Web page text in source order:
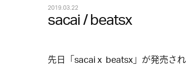
2019.03.22
sacai / beatsx
先日「sacai x beatsx」が発売され